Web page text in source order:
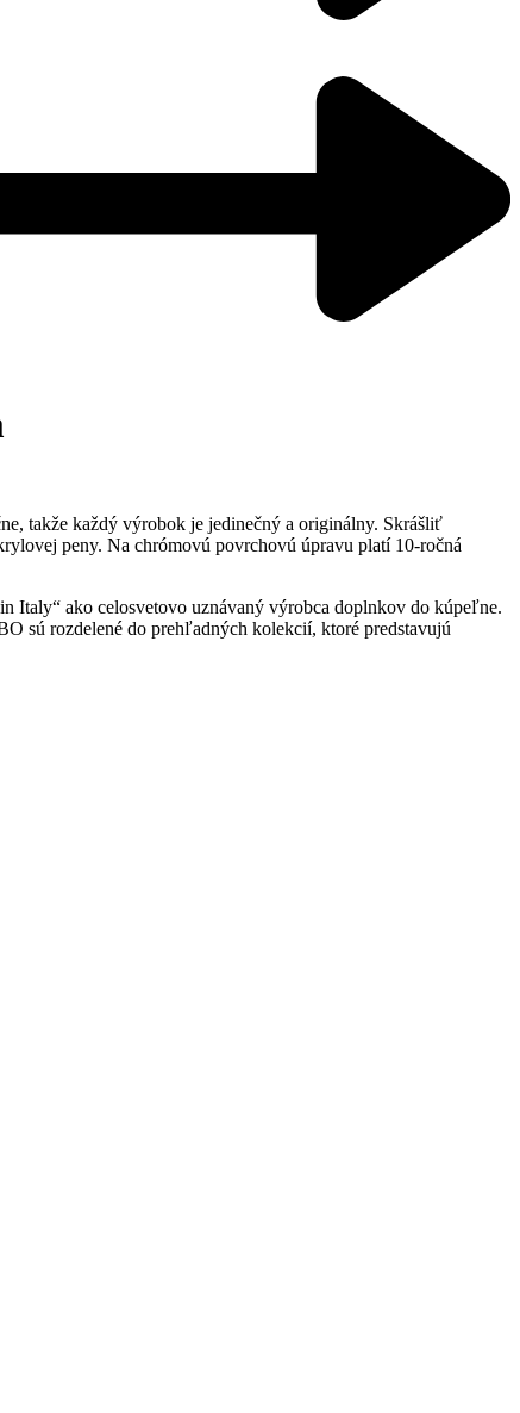
takže každý výrobok je jedinečný a originálny. Skrášliť
peny. Na chrómovú povrchovú úpravu platí 10-ročná
Italy“ ako celosvetovo uznávaný výrobca doplnkov do kúpeľne.
sú rozdelené do prehľadných kolekcií, ktoré predstavujú